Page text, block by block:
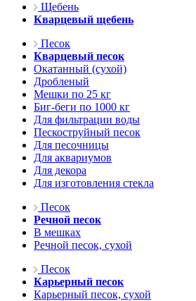
Щебень
Кварцевый щебень
Песок
Кварцевый песок
Окатанный (сухой)
Дробленый
Мешки по 25 кг
Биг-беги по 1000 кг
Для фильтрации воды
Пескоструйный песок
Для песочницы
Для аквариумов
Для декора
Для изготовления стекла
Песок
Речной песок
В мешках
Речной песок, сухой
Песок
Карьерный песок
Карьерный песок, сухой